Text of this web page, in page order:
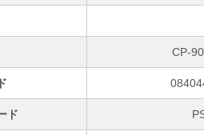
CP-
ド